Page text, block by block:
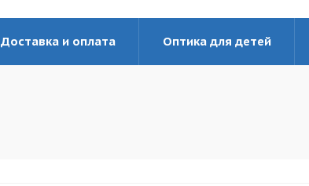
Доставка и оплата Оптика для детей